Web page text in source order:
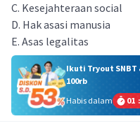
C. Kesejahteraan social
D. Hak asasi manusia
E. Asas legalitas
Ikuti Tryout SNBT
100rb
Habis dalam
01 :